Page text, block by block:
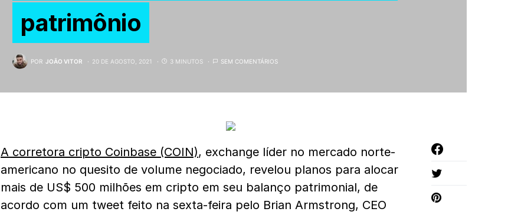
patrimônio
POR JOÃO VITOR 20 DE AGOSTO, 2021 3 MINUTOS SEM COMENTÁRIOS
A corretora cripto Coinbase (COIN), exchange líder no mercado norte-
americano no quesito de volume negociado, revelou planos para alocar
mais de US$ 500 milhões em cripto em seu balanço patrimonial, de
acordo com um tweet feito na sexta-feira pelo Brian Armstrong, CEO